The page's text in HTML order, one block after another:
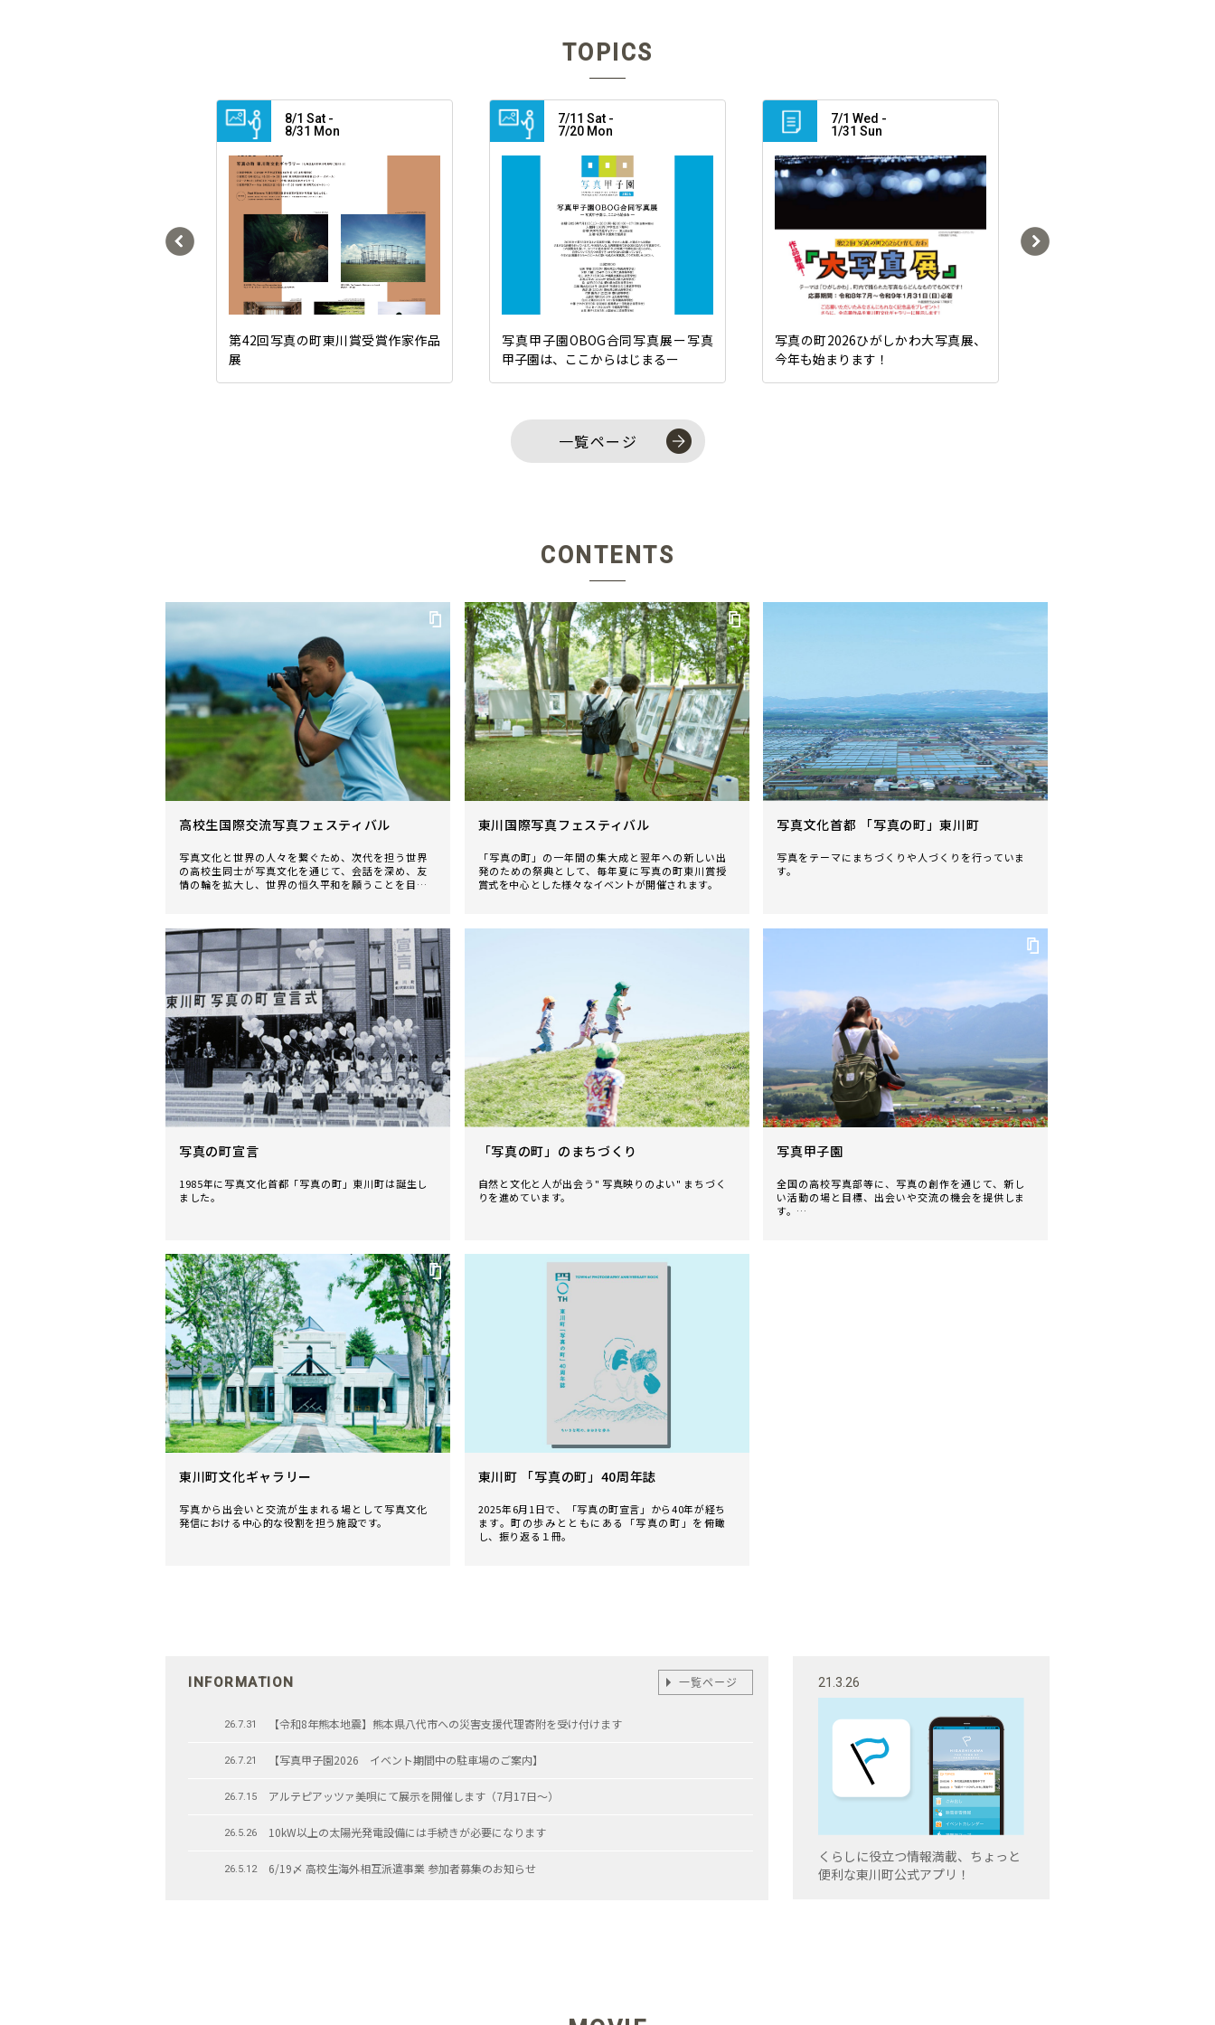
TOPICS
8/1 Sat -
8/31 Mon
第42回写真の町東川賞受賞作家作品
展
7/11 Sat -
7/20 Mon
写真甲子園OBOG合同写真展ー写真
甲子園は、ここからはじまるー
7/1 Wed -
1/31 Sun
写真の町2026ひがしかわ大写真展、
今年も始まります！
一覧ページ
CONTENTS
高校生国際交流写真フェスティバル
写真文化と世界の人々を繋ぐため、次代を担う世界
の高校生同士が写真文化を通じて、会話を深め、友
情の輪を拡大し、世界の恒久平和を願うことを目的
東川国際写真フェスティバル
「写真の町」の一年間の集大成と翌年への新しい出
発のための祭典として、毎年夏に写真の町東川賞授
賞式を中心とした様々なイベントが開催されます。
写真文化首都 「写真の町」東川町
写真をテーマにまちづくりや人づくりを行っていま
す。
写真の町宣言
1985年に写真文化首都「写真の町」東川町は誕生し
ました。
「写真の町」のまちづくり
自然と文化と人が出会う" 写真映りのよい" まちづく
りを進めています。
写真甲子園
全国の高校写真部等に、写真の創作を通じて、新し
い活動の場と目標、出会いや交流の機会を提供しま
す。
東川町文化ギャラリー
写真から出会いと交流が生まれる場として写真文化
発信における中心的な役割を担う施設です。
東川町 「写真の町」40周年誌
2025年6月1日で、「写真の町宣言」から40年が経ち
ます。町の歩みとともにある「写真の町」を俯瞰
し、振り返る１冊。
INFORMATION 一覧ページ
26.7.31 【令和8年熊本地震】熊本県八代市への災害支援代理寄附を受け付けます
26.7.21 【写真甲子園2026 イベント期間中の駐車場のご案内】
26.7.15 アルテピアッツァ美唄にて展示を開催します（7月17日～）
26.5.26 10kW以上の太陽光発電設備には手続きが必要になります
26.5.12 6/19〆 高校生海外相互派遣事業 参加者募集のお知らせ
21.3.26
くらしに役立つ情報満載、ちょっと
便利な東川町公式アプリ！